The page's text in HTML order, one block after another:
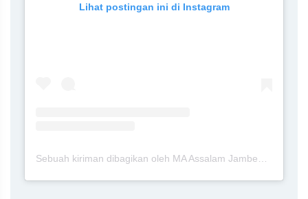
Lihat postingan ini di Instagram
Sebuah kiriman dibagikan oleh MA Assalam Jambewangi Blitar (@maassalamj)